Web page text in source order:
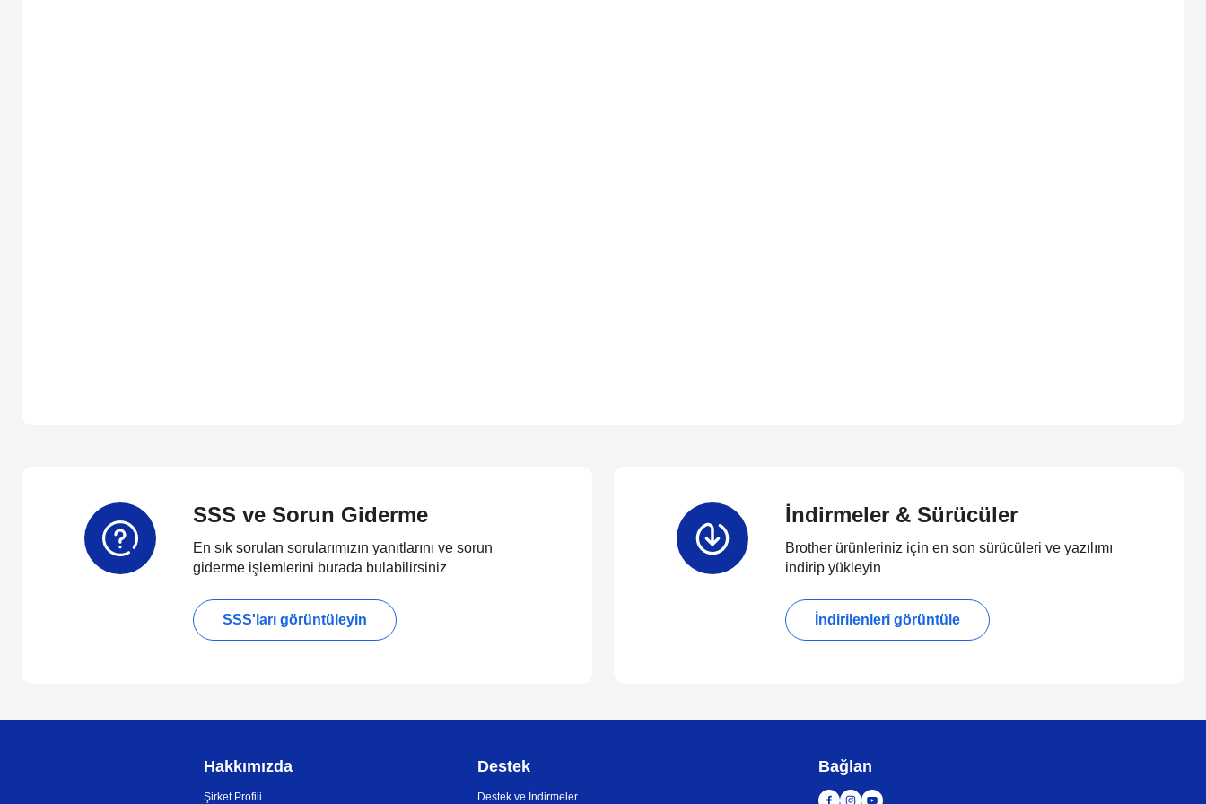
SSS ve Sorun Giderme
En sık sorulan sorularımızın yanıtlarını ve sorun
giderme işlemlerini burada bulabilirsiniz
SSS'ları görüntüleyin
İndirmeler & Sürücüler
Brother ürünleriniz için en son sürücüleri ve yazılımı
indirip yükleyin
İndirilenleri görüntüle
Hakkımızda
Şirket Profili
Destek
Destek ve İndirmeler
Bağlan